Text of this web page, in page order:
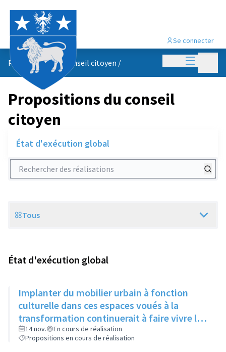
Menu
Se connecter
Propositions du conseil citoyen /
Propositions du conseil
citoyen
État d'exécution global
Rechercher des réalisations
Scope
Tous
État d'exécution global
Implanter du mobilier urbain à fonction
culturelle dans ces espaces voués à la
transformation continuerait à faire vivre le
secteur
14 nov.
En cours de réalisation
Propositions en cours de réalisation